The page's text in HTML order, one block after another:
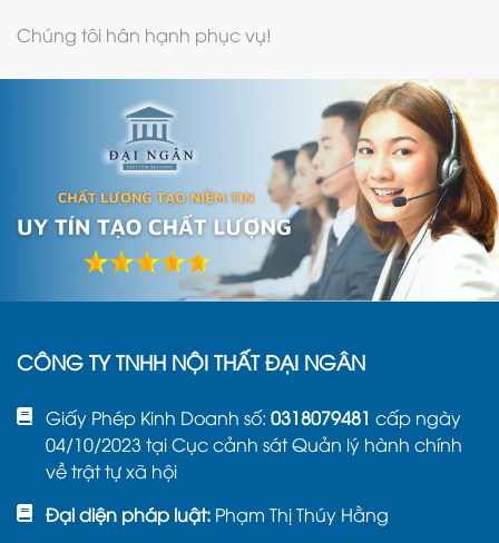
Chúng tôi hân hạnh phục vụ!
CÔNG TY TNHH NỘI THẤT ĐẠI NGÂN
Giấy Phép Kinh Doanh số: 0318079481 cấp ngày
04/10/2023 tại Cục cảnh sát Quản lý hành chính
về trật tự xã hội
Đại diện pháp luật: Phạm Thị Thúy Hằng